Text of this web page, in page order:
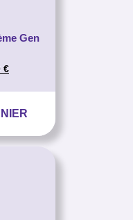
Gen
€